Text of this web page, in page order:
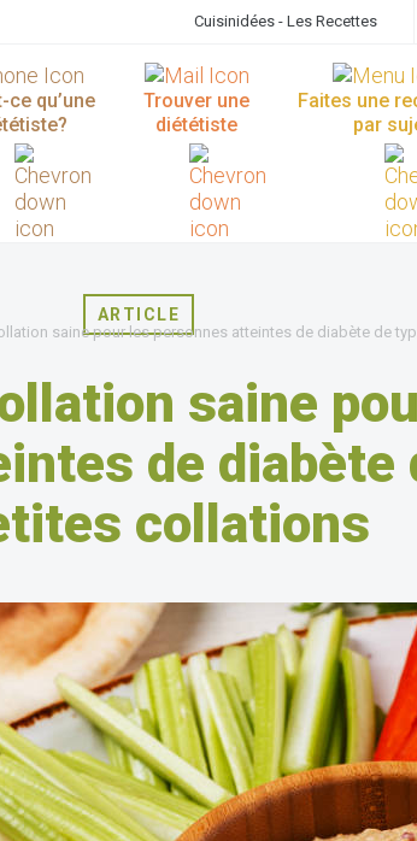
Cuisinidées - Les Recettes
ce qu’une
Trouver une
diététiste
Faites une
par
saine pour les personnes atteintes de diabète de
ARTICLE
saine
de diabète
collations